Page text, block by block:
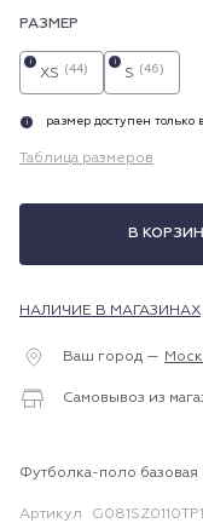
РАЗМЕР
XS (44)
i
S (46)
i
i размер доступен
Таблица размеров
В
НАЛИЧИЕ В МАГАЗИНАХ
Ваш город —
Самовывоз из
Футболка-поло базовая
Артикул